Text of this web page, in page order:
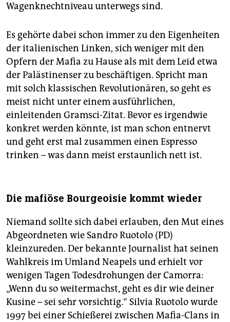
Wagenknechtniveau unterwegs sind.
Es gehörte dabei schon immer zu den Eigenheiten
der italienischen Linken, sich weniger mit den
Opfern der Mafia zu Hause als mit dem Leid etwa
der Palästinenser zu beschäftigen. Spricht man
mit solch klassischen Revolutionären, so geht es
meist nicht unter einem ausführlichen,
einleitenden Gramsci-Zitat. Bevor es irgendwie
konkret werden könnte, ist man schon entnervt
und geht erst mal zusammen einen Espresso
trinken – was dann meist erstaunlich nett ist.
Die mafiöse Bourgeoisie kommt wieder
Niemand sollte sich dabei erlauben, den Mut eines
Abgeordneten wie Sandro Ruotolo (PD)
kleinzureden. Der bekannte Journalist hat seinen
Wahlkreis im Umland Neapels und erhielt vor
wenigen Tagen Todesdrohungen der Camorra:
„Wenn du so weitermachst, geht es dir wie deiner
Kusine – sei sehr vorsichtig.“ Silvia Ruotolo wurde
1997 bei einer Schießerei zwischen Mafia-Clans in